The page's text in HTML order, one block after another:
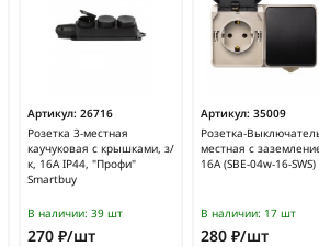
Артикул: 26716
Розетка 3-местная
каучуковая с крышками, з/
к, 16А IP44, "Профи"
Smartbuy
В наличии: 39 шт
270 ₽/шт
Артикул: 35009
Розетка-
местная с
16А (SBE-04w-16-SWS)
В наличии: 17 шт
280 ₽/шт